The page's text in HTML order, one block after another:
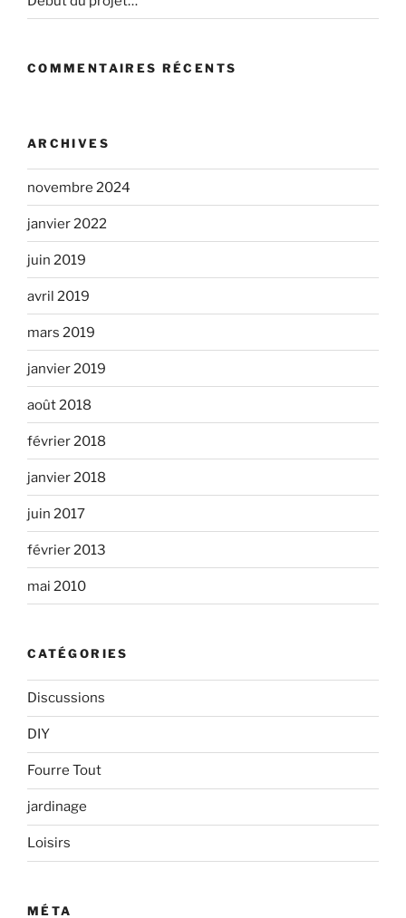
COMMENTAIRES RÉCENTS
ARCHIVES
novembre 2024
janvier 2022
juin 2019
avril 2019
mars 2019
janvier 2019
août 2018
février 2018
janvier 2018
juin 2017
février 2013
mai 2010
CATÉGORIES
Discussions
DIY
Fourre Tout
jardinage
Loisirs
MÉTA